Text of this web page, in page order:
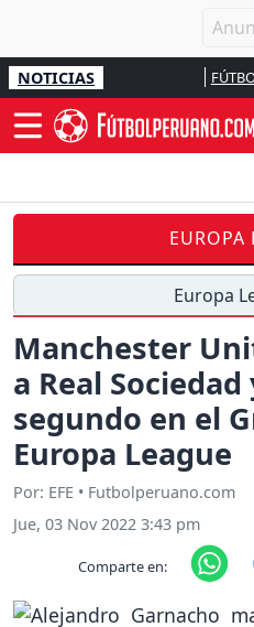
NOTICIAS
EUROPA
Europa
Manchester
a Real
segundo en el
Europa League
Por: EFE • Futbolperuano.com
Jue, 03 Nov 2022 3:43 pm
Comparte en: